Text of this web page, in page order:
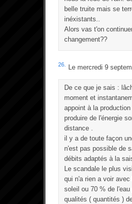
belle truite mais se
inéxistants..
Alors vas t'on
changement??
26. Le mercredi 9
De ce que je sais :
moment et
appoint à la
produire de l'énergie
distance .
il y a de toute façon
n'est pas possible de
débits adaptés à la
Le scandale le plus
qui n'a rien a voir
soleil ou 70 % de
qualités ( quantités )